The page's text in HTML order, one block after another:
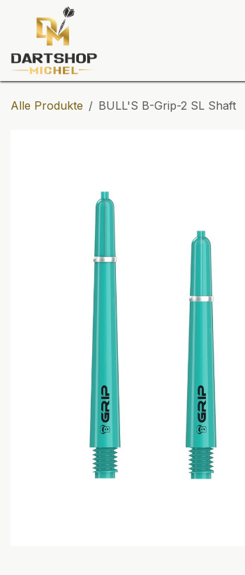
Zum Inhalt springen
Alle Produkte BULL'S B-Grip-2 SL Shaft